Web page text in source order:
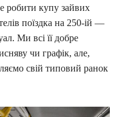
робити купу зайвих
поїздка на 250-ій —
Ми всі її добре
чи графік, але,
свій типовий ранок